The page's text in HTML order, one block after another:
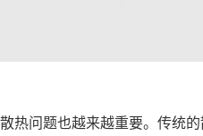
热问题也越来越重要。传统